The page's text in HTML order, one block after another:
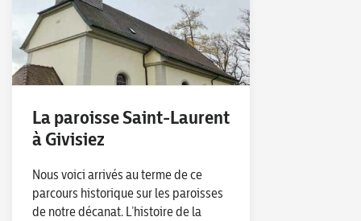
La paroisse Saint-Laurent
à Givisiez
Nous voici arrivés au terme de ce
parcours historique sur les paroisses
de notre décanat. L’histoire de la